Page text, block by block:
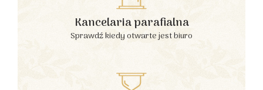
Kancelaria parafialna
Sprawdź kiedy otwarte jest biuro